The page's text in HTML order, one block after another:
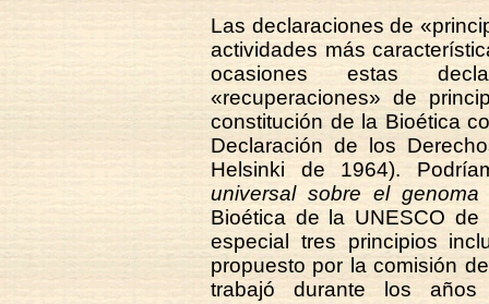
Las declaraciones de
actividades más
ocasiones estas
«recuperaciones» de
constitución de la Bioética
Declaración de los
Helsinki de 1964).
universal sobre el
Bioética de la UNESCO
especial tres principios
propuesto por la comisión
trabajó durante los